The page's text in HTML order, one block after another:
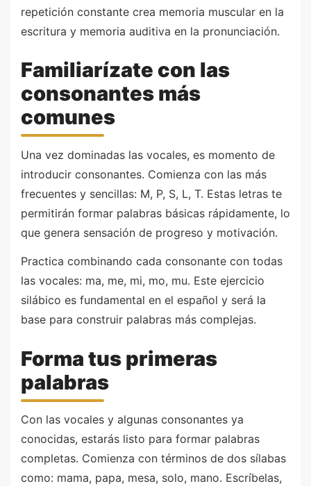
repetición constante crea memoria muscular en la
escritura y memoria auditiva en la pronunciación.
Familiarízate con las
consonantes más
comunes
Una vez dominadas las vocales, es momento de
introducir consonantes. Comienza con las más
frecuentes y sencillas: M, P, S, L, T. Estas letras te
permitirán formar palabras básicas rápidamente, lo
que genera sensación de progreso y motivación.
Practica combinando cada consonante con todas
las vocales: ma, me, mi, mo, mu. Este ejercicio
silábico es fundamental en el español y será la
base para construir palabras más complejas.
Forma tus primeras
palabras
Con las vocales y algunas consonantes ya
conocidas, estarás listo para formar palabras
completas. Comienza con términos de dos sílabas
como: mama, papa, mesa, solo, mano. Escríbelas,